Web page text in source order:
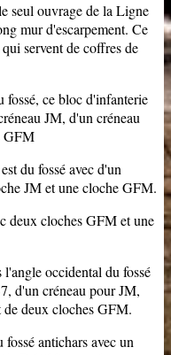
seul ouvrage de la Ligne
mur d'escarpement. Ce
servent de coffres de
fossé, ce bloc d'infanterie
JM, d'un créneau
GFM
du fossé avec d'un
JM et une cloche GFM.
deux cloches GFM et une
occidental du fossé
d'un créneau pour JM,
deux cloches GFM.
antichars avec un